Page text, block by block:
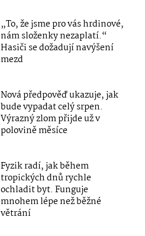
„To, že jsme pro vás hrdinové,
nám složenky nezaplatí.“
Hasiči se dožadují navýšení
mezd
Nová předpověď ukazuje, jak
bude vypadat celý srpen.
Výrazný zlom přijde už v
polovině měsíce
Fyzik radí, jak během
tropických dnů rychle
ochladit byt. Funguje
mnohem lépe než běžné
větrání